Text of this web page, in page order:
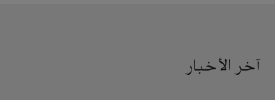
آخر الأخبار